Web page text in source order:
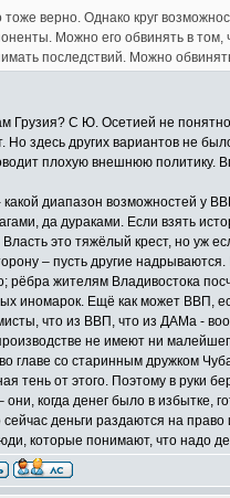
тоже верно. Однако круг
Можно его обвинять в том,
последствий. Можно
Грузия? С Ю. Осетией не понятно
Но здесь других вариантов не
плохую внешнюю политику.
диапазон возможностей у
да дураками. Если взять
это тяжёлый крест, но уж
– пусть другие
рёбра жителям Владивостока
иномарок. Ещё как может ВВП,
что из ВВП, что из ДАМа -
не имеют ни
главе со старинным дружком
тень от этого. Поэтому в руки
когда денег было в избытке,
сейчас деньги раздаются на
которые понимают, что надо